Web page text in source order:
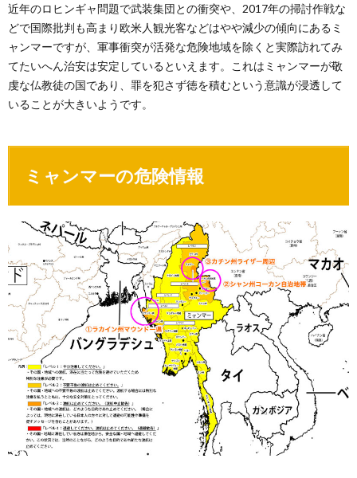
近年のロヒンギャ問題で武装集団との衝突や、2017年の掃討作戦な
どで国際批判も高まり欧米人観光客などはやや減少の傾向にあるミ
ャンマーですが、軍事衝突が活発な危険地域を除くと実際訪れてみ
てたいへん治安は安定しているといえます。これはミャンマーが敬
虔な仏教徒の国であり、罪を犯さず徳を積むという意識が浸透して
いることが大きいようです。
ミャンマーの危険情報